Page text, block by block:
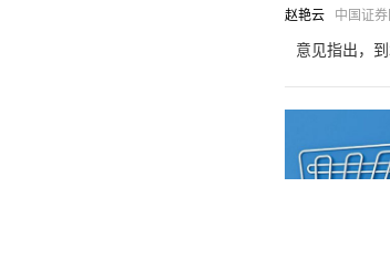
赵艳云 中国证券
意见指出，